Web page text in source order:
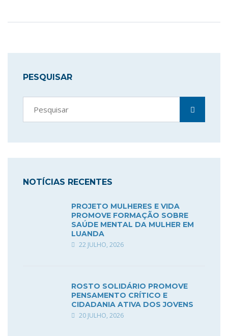
PESQUISAR
NOTÍCIAS RECENTES
PROJETO MULHERES E VIDA
PROMOVE FORMAÇÃO SOBRE
SAÚDE MENTAL DA MULHER EM
LUANDA
22 JULHO, 2026
ROSTO SOLIDÁRIO PROMOVE
PENSAMENTO CRÍTICO E
CIDADANIA ATIVA DOS JOVENS
20 JULHO, 2026